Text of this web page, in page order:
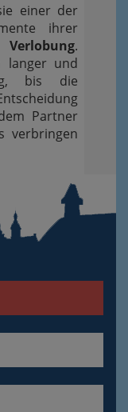
einer der
ihrer
.
langer und
bis die
Partner
verbringen